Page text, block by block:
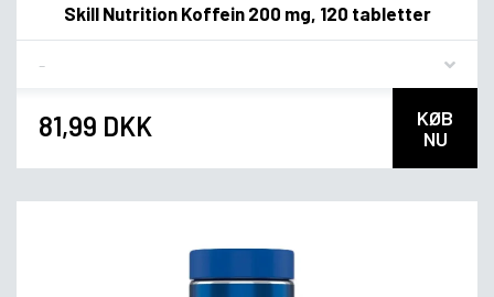
Skill Nutrition Koffein 200 mg, 120 tabletter
81,99 DKK
KØB
NU